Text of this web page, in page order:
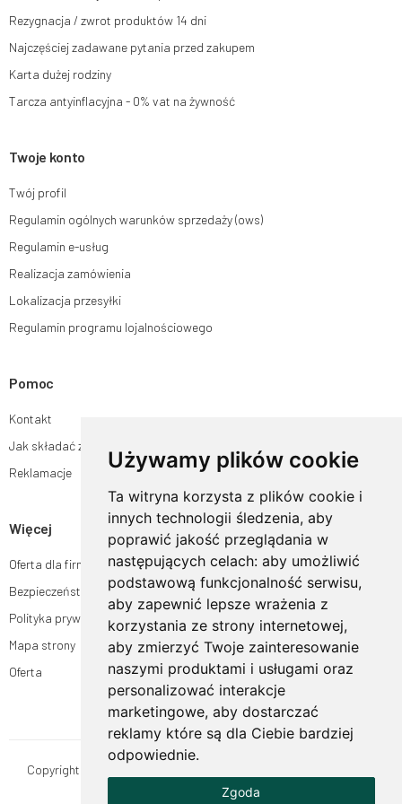
Używamy plików cookie
Ta witryna korzysta z plików cookie i
innych technologii śledzenia, aby
poprawić jakość przeglądania w
następujących celach: aby umożliwić
podstawową funkcjonalność serwisu,
aby zapewnić lepsze wrażenia z
korzystania ze strony internetowej,
aby zmierzyć Twoje zainteresowanie
naszymi produktami i usługami oraz
personalizować interakcje
marketingowe, aby dostarczać
reklamy które są dla Ciebie bardziej
odpowiednie.
Zgoda
Więcej informacji:www.mouton.pl/ODO
Rezygnacja / zwrot produktów 14 dni
Najczęściej zadawane pytania przed zakupem
Karta dużej rodziny
Tarcza antyinflacyjna - 0% vat na żywność
Twoje konto
Twój profil
Regulamin ogólnych warunków sprzedaży (ows)
Regulamin e-usług
Realizacja zamówienia
Lokalizacja przesyłki
Regulamin programu lojalnościowego
Pomoc
Kontakt
Jak składać zamówienia w sklepie ogrodyhildegardy.pl?
Reklamacje
Więcej
Oferta dla firm
Bezpieczeństwo płatności
Polityka prywatności
Mapa strony
Oferta
Copyright © OgrodyHildegardy.pl. Wszystkie prawa zastrzeżone.
MOUTON interactive